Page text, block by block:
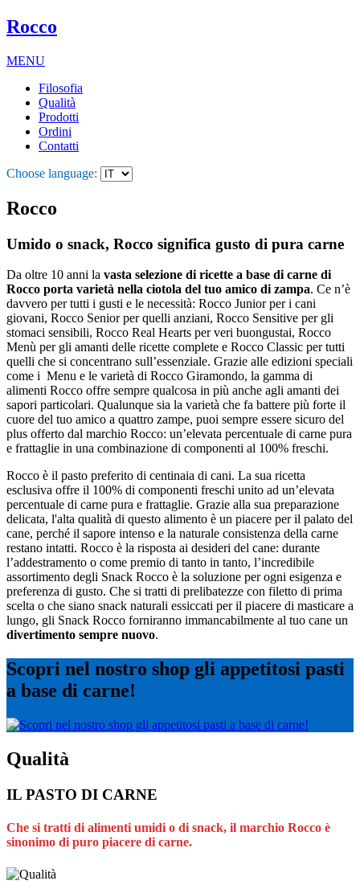
Rocco
MENU
Filosofia
Qualità
Prodotti
Ordini
Contatti
Choose language:
Rocco
Umido o snack, Rocco significa gusto di pura carne
Da oltre 10 anni la vasta selezione di ricette a base di carne di
Rocco porta varietà nella ciotola del tuo amico di zampa. Ce n’è
davvero per tutti i gusti e le necessità: Rocco Junior per i cani
giovani, Rocco Senior per quelli anziani, Rocco Sensitive per gli
stomaci sensibili, Rocco Real Hearts per veri buongustai, Rocco
Menù per gli amanti delle ricette complete e Rocco Classic per tutti
quelli che si concentrano sull’essenziale. Grazie alle edizioni speciali
come i Menu e le varietà di Rocco Giramondo, la gamma di
alimenti Rocco offre sempre qualcosa in più anche agli amanti dei
sapori particolari. Qualunque sia la varietà che fa battere più forte il
cuore del tuo amico a quattro zampe, puoi sempre essere sicuro del
plus offerto dal marchio Rocco: un’elevata percentuale di carne pura
e frattaglie in una combinazione di componenti al 100% freschi.
Rocco è il pasto preferito di centinaia di cani. La sua ricetta
esclusiva offre il 100% di componenti freschi unito ad un’elevata
percentuale di carne pura e frattaglie. Grazie alla sua preparazione
delicata, l'alta qualità di questo alimento è un piacere per il palato del
cane, perché il sapore intenso e la naturale consistenza della carne
restano intatti. Rocco è la risposta ai desideri del cane: durante
l’addestramento o come premio di tanto in tanto, l’incredibile
assortimento degli Snack Rocco è la soluzione per ogni esigenza e
preferenza di gusto. Che si tratti di prelibatezze con filetto di prima
scelta o che siano snack naturali essiccati per il piacere di masticare a
lungo, gli Snack Rocco forniranno immancabilmente al tuo cane un
divertimento sempre nuovo.
Scopri nel nostro shop gli appetitosi pasti
a base di carne!
Qualità
IL PASTO DI CARNE
Che si tratti di alimenti umidi o di snack, il marchio Rocco è
sinonimo di puro piacere di carne.